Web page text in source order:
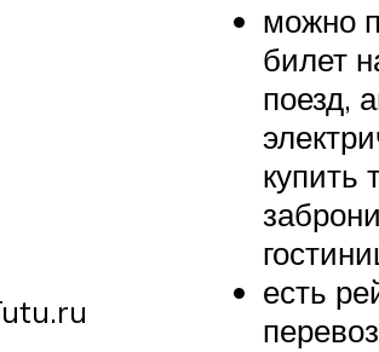
можно
билет
поезд,
купить
есть